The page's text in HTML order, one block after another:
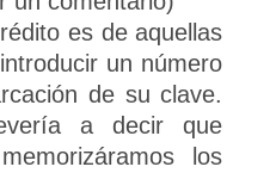
es de aquellas
un número
de su clave.
a decir que
los